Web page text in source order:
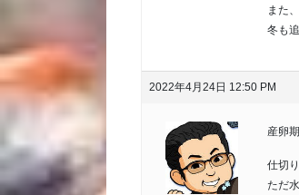
また
冬も
2022年4月24日 12:50 PM
産卵
仕切
ただ